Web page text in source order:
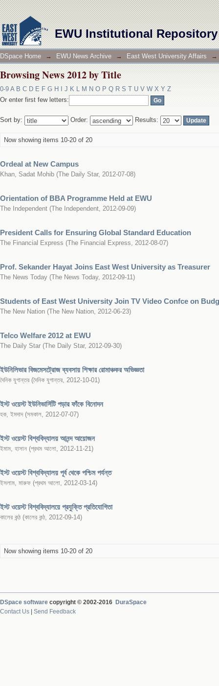
EWU Institutional Repository
Browsing News 2012 by Title
DSpace Home → EWU News Archive → East West University Affairs →
Browsing News 2012 by Title
0-9 A B C D E F G H J K L M N O P Q R S T U V W X Y Z
Or enter first few letters:
Sort by: Order: Results:
Now showing items 10-20 of 20
Ordeal at New Campus
Khan, Sadat Mohib (The Daily Star, 2012-07-08)
Orientation of BBA Programme Held at EWU
The Independent (The Independent, 2012-09-09)
President Calls for Ensuring Global Standard Education
The Financial Express (The Financial Express, 2012-08-07)
Prof. Sekander Hayat Joins East West University as Treasurer
The News Today (The News Today, 2012-09-11)
Students of East West University Join TV Video Confce on
The New Nation (The New Nation, 2012-06-23)
Telco Welfare 2012 at EWU
The Daily Star (The Daily Star, 2012-09-30)
ইউনিলিভার বিজমেসট্রোজ ব্যবসায় শিক্ষার রোমাঞ্চকর অভিজ্ঞতা
দৈনিক যুগান্তর (দৈনিক যুগান্তর, 2012-10-01)
ইস্ট ওয়েস্ট ইউনিভার্সিটি পড়ার ফাঁকে বিনোদন
হক, ইমদাদ (সমকাল, 2012-07-07)
ইস্ট ওয়েস্ট বিশ্ববিদ্যালয় আনন্দ আয়োজন
ইমাম, হাসান (প্রথম আলো, 2012-11-21)
ইস্ট ওয়েস্ট বিশ্ববিদ্যালয় পূর্ব থেকে পশ্চিম পর্যন্ত
ইসলাম, মারুফ (প্রথম আলো, 2012-03-14)
ইস্ট ওয়েস্ট বিশ্ববিদ্যালয়ে প্রযুক্তি প্রতিযোগিতা
কালের কন্ঠ (কালের কন্ঠ, 2012-09-14)
Now showing items 10-20 of 20
DSpace software copyright © 2002-2016 DuraSpace
Contact Us
Send Feedback